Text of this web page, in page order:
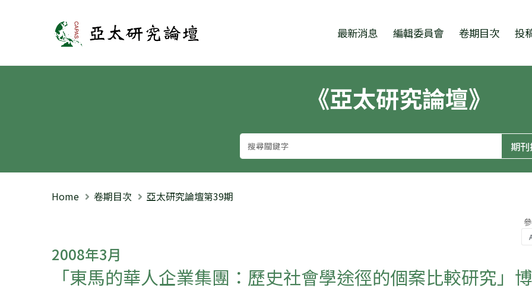
亞太研究論壇 最新消息 編輯委員會 卷期目次 投
《亞太研究論壇》
Home 卷期目次 亞太研究論壇第39期
2008年3月
「東馬的華人企業集團：歷史社會學途徑的個案比較研究」